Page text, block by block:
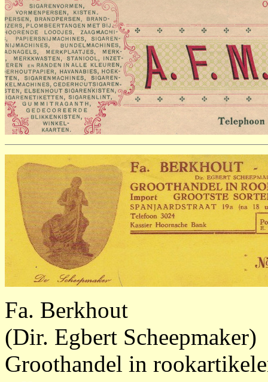
Fa. Berkhout
(Dir. Egbert Scheepmaker)
Groothandel in